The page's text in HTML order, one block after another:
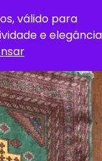
válido para
e elegância
0